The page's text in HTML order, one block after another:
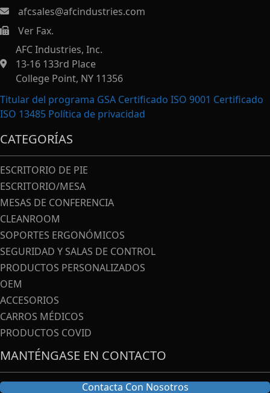
afcsales@afcindustries.com
https://afcindustries.com/contact/#:~:text=Fax
Ver Fax.
AFC Industries, Inc.
13-16 133rd Place
College Point, NY 11356
Titular del programa GSA Certificado ISO 9001 Certificado
ISO 13485 Política de privacidad
CATEGORÍAS
ESCRITORIO DE PIE
ESCRITORIO/MESA
MESAS DE CONFERENCIA
CLEANROOM
SOPORTES ERGONÓMICOS
SEGURIDAD Y SALAS DE CONTROL
PRODUCTOS PERSONALIZADOS
OEM
ACCESORIOS
CARROS MÉDICOS
PRODUCTOS COVID
MANTÉNGASE EN CONTACTO
Contacta Con Nosotros